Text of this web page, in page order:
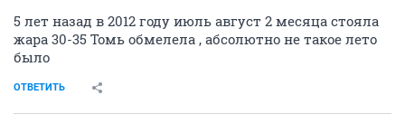
5 лет назад в 2012 году июль август 2 месяца стояла
жара 30-35 Томь обмелела , абсолютно не такое лето
было
ОТВЕТИТЬ